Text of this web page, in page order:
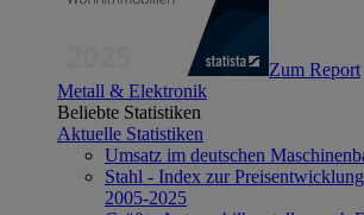
Zum Report
Metall & Elektronik
Beliebte Statistiken
Aktuelle Statistiken
Umsatz im deutschen
Stahl - Index zur
2005-2025